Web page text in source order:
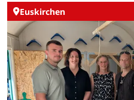
Euskirchen